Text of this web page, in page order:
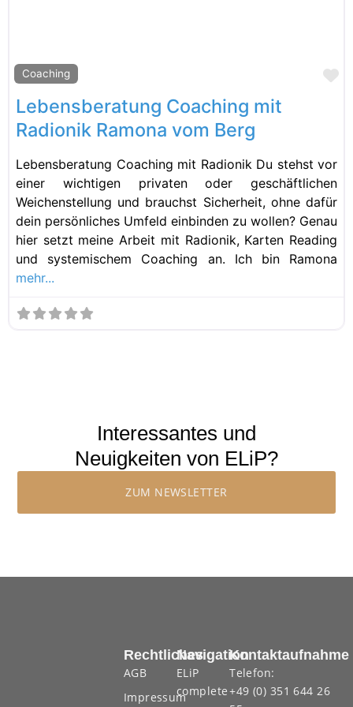
Coaching
Lebensberatung Coaching mit
Radionik Ramona vom Berg
Lebensberatung Coaching mit Radionik Du stehst vor
einer wichtigen privaten oder geschäftlichen
Weichenstellung und brauchst Sicherheit, ohne dafür
dein persönliches Umfeld einbinden zu wollen? Genau
hier setzt meine Arbeit mit Radionik, Karten Reading
und systemischem Coaching an. Ich bin Ramona
mehr...
Interessantes und
Neuigkeiten von ELiP?
ZUM NEWSLETTER
Navigation
ELiP
complete
Rechtliches
AGB
Impressum
Kontaktaufnahme
Telefon:
+49 (0) 351 644 26